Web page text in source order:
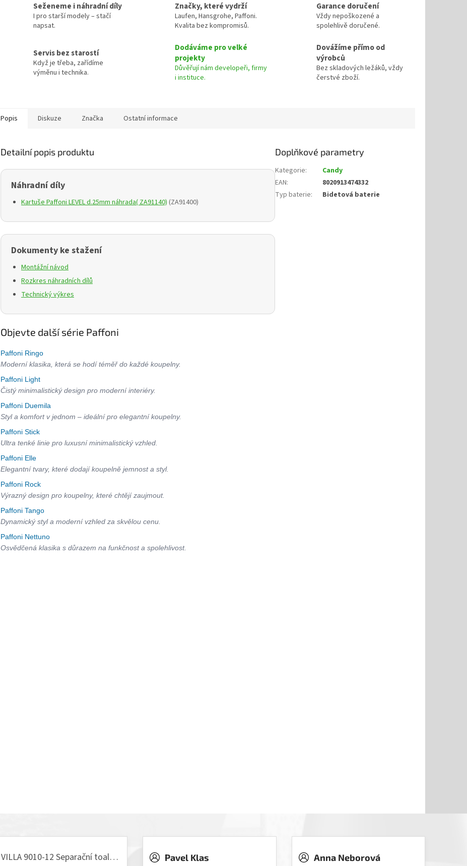
Seženeme i náhradní díly
I pro starší modely – stačí
napsat.
Značky, které vydrží
Laufen, Hansgrohe, Paffoni.
Kvalita bez kompromisů.
Garance doručení
Vždy nepoškozené a
spolehlivě doručené.
Servis bez starostí
Když je třeba, zařídíme
výměnu i technika.
Dodáváme pro velké
projekty
Důvěřují nám developeři, firmy
i instituce.
Dovážíme přímo od
výrobců
Bez skladových ležáků, vždy
čerstvé zboží.
Popis Diskuze Značka Ostatní informace
Detailní popis produktu
Náhradní díly
Kartuše Paffoni LEVEL d.25mm náhrada( ZA91140) (ZA91400)
Dokumenty ke stažení
Montážní návod
Rozkres náhradních dílů
Technický výkres
Objevte další série Paffoni
Paffoni Ringo
Moderní klasika, která se hodí téměř do každé koupelny.
Paffoni Light
Čistý minimalistický design pro moderní interiéry.
Paffoni Duemila
Styl a komfort v jednom – ideální pro elegantní koupelny.
Paffoni Stick
Ultra tenké linie pro luxusní minimalistický vzhled.
Paffoni Elle
Elegantní tvary, které dodají koupelně jemnost a styl.
Paffoni Rock
Výrazný design pro koupelny, které chtějí zaujmout.
Paffoni Tango
Dynamický styl a moderní vzhled za skvělou cenu.
Paffoni Nettuno
Osvědčená klasika s důrazem na funkčnost a spolehlivost.
Doplňkové parametry
Kategorie:
Candy
EAN:
8020913474332
Typ baterie: Bidetová baterie
VILLA 9010-12 Separační toaleta, 230/12V Pavel Klas Anna Neborová